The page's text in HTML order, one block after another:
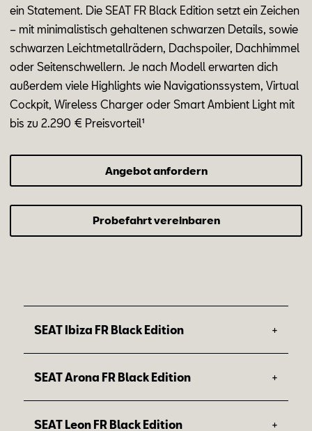
ein State­ment. Die SEAT FR Black Edition setzt ein Zeichen
– mit min­i­ma­lis­tisch ge­hal­te­nenschwarzen Details, sowie
schwarzen Leichtmetallrädern, Dachspoiler, Dachhimmel
oder Seitenschwellern. Je nach Modell erwarten dich
außerdemvie­le Highlights wie Navigationssystem, Virtual
Cockpit, Wireless Charger oder Smart Ambient Light mit
bis zu 2.290 € Preis­vor­teil¹
Angebot anfordern
Probefahrt vereinbaren
SEAT Ibiza FR Black Edition +
Preisvorteil: 1.500 €1
Dein Upgrade zur Serienausstattung des
Ibiza FR:
SEAT Arona FR Black Edition +
Preisvorteil: 1.900 €1
SEAT Leon FR Black Edition +